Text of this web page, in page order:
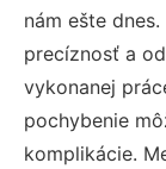
nám ešte
precíznosť a
vykonanej
pochybenie
komplikácie.